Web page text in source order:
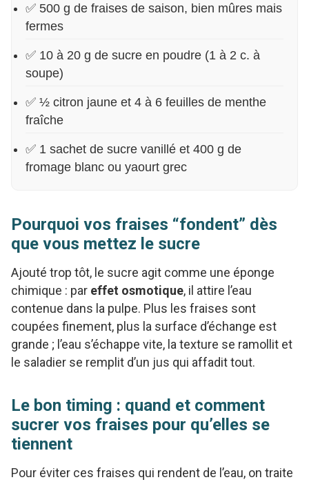
✅ 500 g de fraises de saison, bien mûres mais
fermes
✅ 10 à 20 g de sucre en poudre (1 à 2 c. à
soupe)
✅ ½ citron jaune et 4 à 6 feuilles de menthe
fraîche
✅ 1 sachet de sucre vanillé et 400 g de
fromage blanc ou yaourt grec
Pourquoi vos fraises “fondent” dès
que vous mettez le sucre
Ajouté trop tôt, le sucre agit comme une éponge
chimique : par effet osmotique, il attire l’eau
contenue dans la pulpe. Plus les fraises sont
coupées finement, plus la surface d’échange est
grande ; l’eau s’échappe vite, la texture se ramollit et
le saladier se remplit d’un jus qui affadit tout.
Le bon timing : quand et comment
sucrer vos fraises pour qu’elles se
tiennent
Pour éviter ces fraises qui rendent de l’eau, on traite